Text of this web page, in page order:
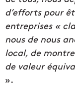
d’efforts pour
entreprises «
nous de nous
local, de
de valeur
».